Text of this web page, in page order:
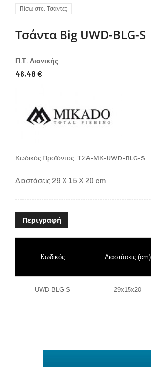
Πίσω στο: Τσάντες
Τσάντα Big UWD-BLG-S
Π.Τ. Λιανικής
46,48 €
Κωδικός Προϊόντος: ΤΣΑ-ΜΚ-UWD-BLG-S
Διαστάσεις 29 Χ 15 Χ 20 cm
Περιγραφή
Κωδικός Διαστάσεις (cm)
UWD-BLG-S 29x15x20